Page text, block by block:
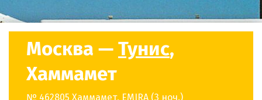
Москва — Тунис,
Хаммамет
№ 462805 Хаммамет, EMIRA (3 ноч.)